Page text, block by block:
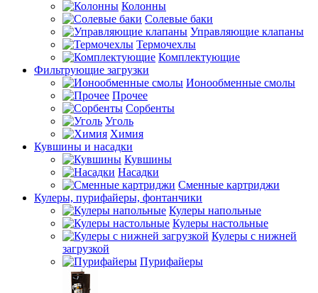
Колонны
Солевые баки
Управляющие клапаны
Термочехлы
Комплектующие
Фильтрующие загрузки
Ионообменные смолы
Прочее
Сорбенты
Уголь
Химия
Кувшины и насадки
Кувшины
Насадки
Сменные картриджи
Кулеры, пурифайеры, фонтанчики
Кулеры напольные
Кулеры настольные
Кулеры с нижней
загрузкой
Пурифайеры